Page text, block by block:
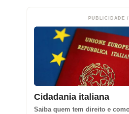
PUBLICIDADE
Cidadania italiana
Saiba quem tem direito e